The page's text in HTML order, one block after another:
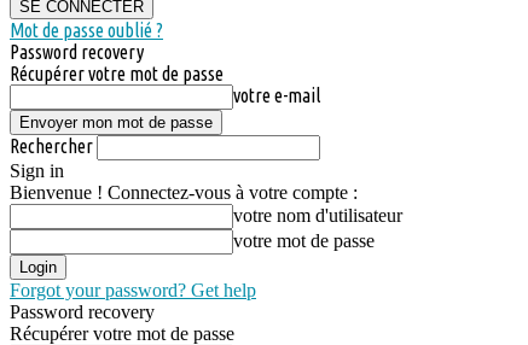
Mot de passe oublié ?
Password recovery
Récupérer votre mot de passe
votre e-mail
Rechercher
Sign in
Bienvenue ! Connectez-vous à votre compte :
votre nom d'utilisateur
votre mot de passe
Forgot your password? Get help
Password recovery
Récupérer votre mot de passe